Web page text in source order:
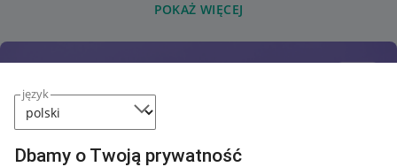
język
Dbamy o Twoją prywatność
POKAŻ WIĘCEJ